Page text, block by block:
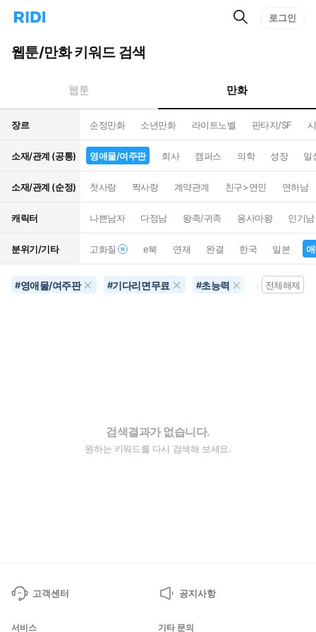
리
홈
으
턴
트
검
로그인
웹툰/만화 키워드 검색
웹툰 만화
장르 순정만화 소년만화 라이트노벨 판타지/SF
소재/관계 (공통) 영애물/여주판 회사 캠퍼스 의학 성장 일
소재/관계 (순정) 첫사랑 짝사랑 계약관계 친구>연인 연하남
캐릭터 나쁜남자 다정남 왕족/귀족 용사마왕 인기남
분위기/기타 고화질 e북 연재 완결 한국 일본
#영애물/여주판 #기다리면무료 #초능력 애니화
전체해제
검색결과가 없습니다.
원하는 키워드를 다시 검색해 보세요.
고객센터 공지사항
서비스 기타 문의